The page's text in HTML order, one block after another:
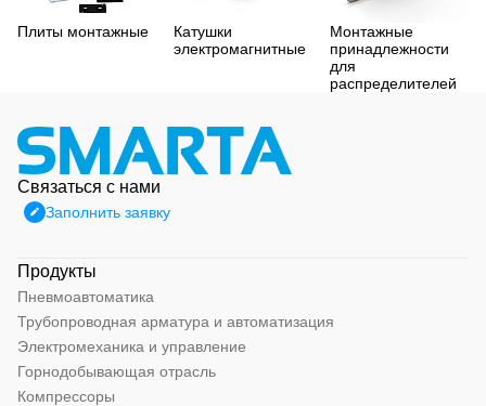
Плиты монтажные
Катушки
электромагнитные
Монтажные
принадлежности
для
распределителей
Связаться с нами
Заполнить заявку
Продукты
Пневмоавтоматика
Трубопроводная арматура и автоматизация
Электромеханика и управление
Горнодобывающая отрасль
Компрессоры